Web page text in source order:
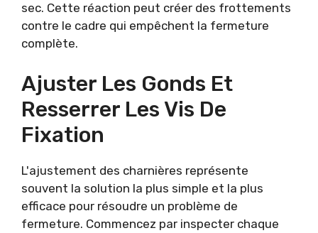
sec. Cette réaction peut créer des frottements
contre le cadre qui empêchent la fermeture
complète.
Ajuster Les Gonds Et
Resserrer Les Vis De
Fixation
L'ajustement des charnières représente
souvent la solution la plus simple et la plus
efficace pour résoudre un problème de
fermeture. Commencez par inspecter chaque